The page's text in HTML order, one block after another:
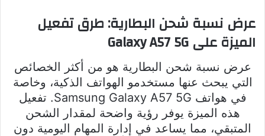
عرض نسبة شحن البطارية: طرق تفعيل
الميزة على Galaxy A57 5G
عرض نسبة شحن البطارية هو من أكثر الخصائص
التي يبحث عنها مستخدمو الهواتف الذكية، وخاصة
في هواتف Samsung Galaxy A57 5G. تفعيل
هذه الميزة يوفر رؤية واضحة لمقدار الشحن
المتبقي، مما يساعد في إدارة المهام اليومية دون